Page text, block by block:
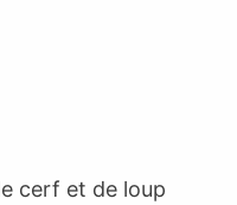
cerf et de loup